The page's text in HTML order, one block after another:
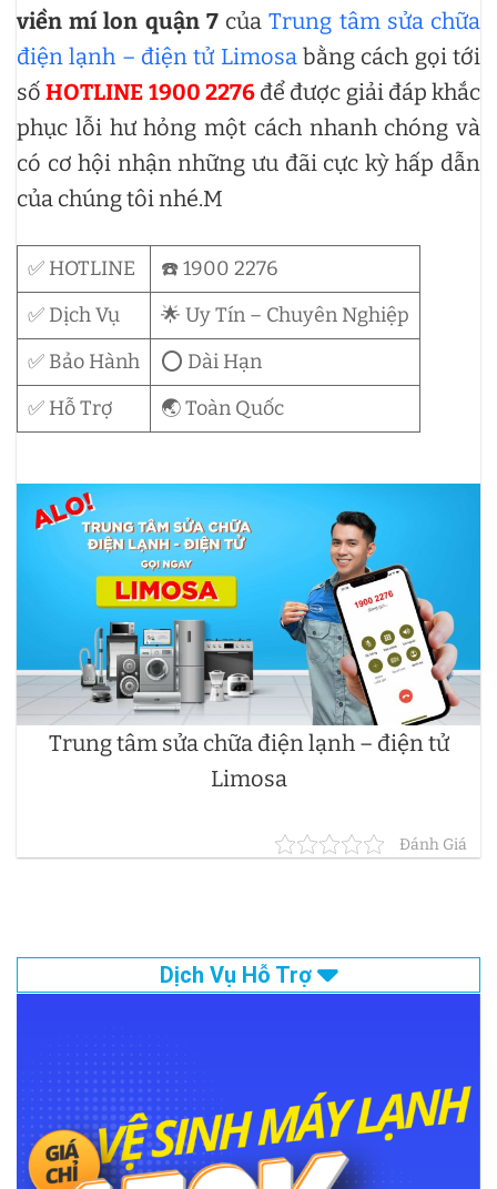
viền mí lon quận 7 củaTrung tâm sửa chữa
điện lạnh – điện tử Limosabằng cách gọi tới
sốHOTLINE 1900 2276để được giải đáp khắc
phục lỗi hư hỏng một cách nhanh chóng và
có cơ hội nhận những ưu đãi cực kỳ hấp dẫn
của chúng tôi nhé.M
✅ HOTLINE
☎️ 1900 2276
✅ Dịch Vụ
🌟 Uy Tín – Chuyên Nghiệp
✅ Bảo Hành
⭕ Dài Hạn
✅ Hỗ Trợ
🌏 Toàn Quốc
Trung tâm sửa chữa điện lạnh – điện tử
Limosa
Đánh Giá
Dịch Vụ Hỗ Trợ